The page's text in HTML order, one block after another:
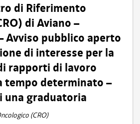
di Riferimento
di Aviano –
Avviso pubblico aperto
di interesse per la
rapporti di lavoro
tempo determinato –
una graduatoria
(CRO)